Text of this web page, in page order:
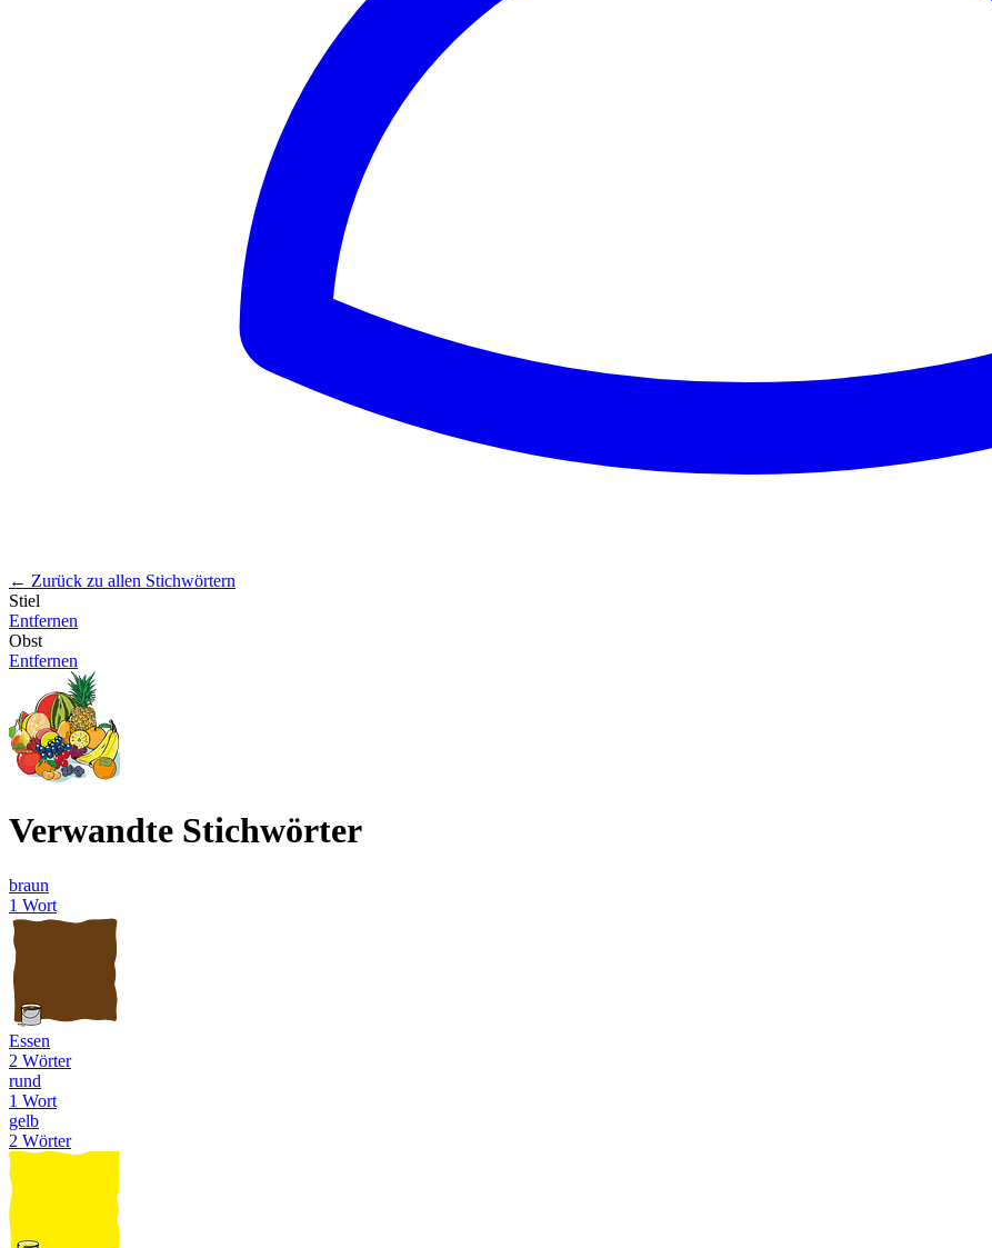
← Zurück zu allen Stichwörtern
Stiel
Entfernen
Obst
Entfernen
Verwandte Stichwörter
braun
1 Wort
Essen
2 Wörter
rund
1 Wort
gelb
2 Wörter